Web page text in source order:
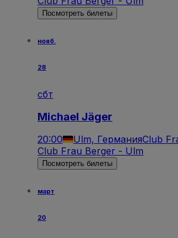
Посмотреть билеты
нояб.
28
сбт
Michael Jäger
20:00 Ulm, ГерманияClub
Club Frau Berger - Ulm
Посмотреть билеты
март
20